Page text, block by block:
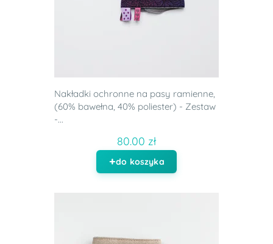
Nakładki ochronne na pasy ramienne,
(60% bawełna, 40% poliester) - Zestaw
-...
80.00 zł
do koszyka